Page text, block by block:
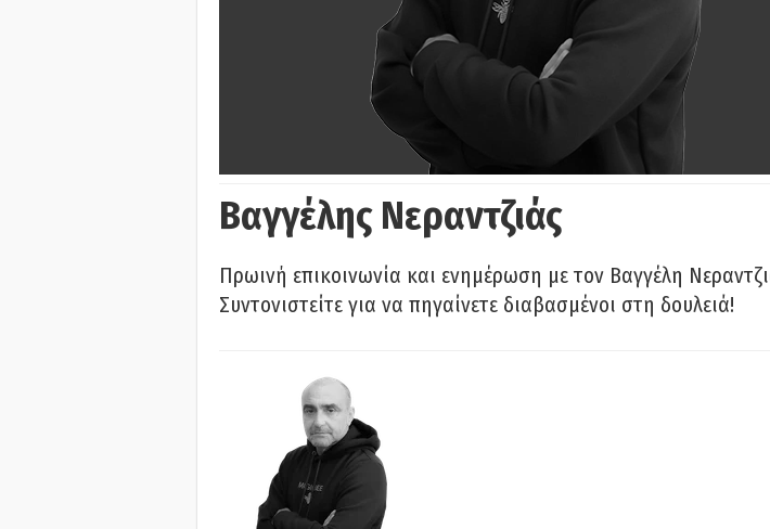
Βαγγέλης Νεραντζιάς
Πρωινή επικοινωνία και ενημέρωση με τον Βαγγέλη
Συντονιστείτε για να πηγαίνετε διαβασμένοι στη δουλειά!